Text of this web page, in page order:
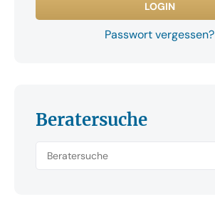
Passwort vergessen?
Beratersuche